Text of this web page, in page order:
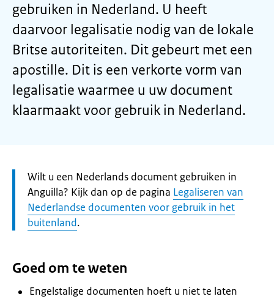
gebruiken in Nederland. U heeft
daarvoor legalisatie nodig van de lokale
Britse autoriteiten. Dit gebeurt met een
apostille. Dit is een verkorte vorm van
legalisatie waarmee u uw document
klaarmaakt voor gebruik in Nederland.
Let
op:
Wilt u een Nederlands document gebruiken in
Anguilla? Kijk dan op de pagina Legaliseren van
Nederlandse documenten voor gebruik in het
buitenland.
Goed om te weten
Engelstalige documenten hoeft u niet te laten